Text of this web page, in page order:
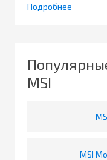
Подробнее
MSI
MSI